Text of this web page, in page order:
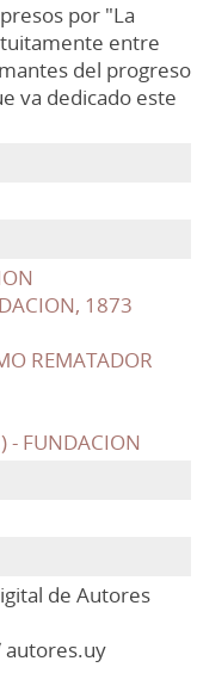
por "La
entre
del progreso
va dedicado este
1873
REMATADOR
- FUNDACION
de Autores
autores.uy